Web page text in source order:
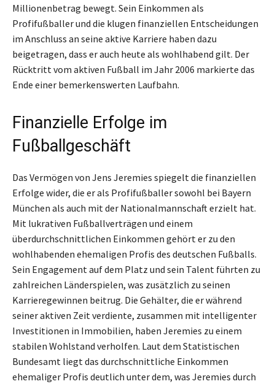
Millionenbetrag bewegt. Sein Einkommen als
Profifußballer und die klugen finanziellen Entscheidungen
im Anschluss an seine aktive Karriere haben dazu
beigetragen, dass er auch heute als wohlhabend gilt. Der
Rücktritt vom aktiven Fußball im Jahr 2006 markierte das
Ende einer bemerkenswerten Laufbahn.
Finanzielle Erfolge im
Fußballgeschäft
Das Vermögen von Jens Jeremies spiegelt die finanziellen
Erfolge wider, die er als Profifußballer sowohl bei Bayern
München als auch mit der Nationalmannschaft erzielt hat.
Mit lukrativen Fußballverträgen und einem
überdurchschnittlichen Einkommen gehört er zu den
wohlhabenden ehemaligen Profis des deutschen Fußballs.
Sein Engagement auf dem Platz und sein Talent führten zu
zahlreichen Länderspielen, was zusätzlich zu seinen
Karrieregewinnen beitrug. Die Gehälter, die er während
seiner aktiven Zeit verdiente, zusammen mit intelligenter
Investitionen in Immobilien, haben Jeremies zu einem
stabilen Wohlstand verholfen. Laut dem Statistischen
Bundesamt liegt das durchschnittliche Einkommen
ehemaliger Profis deutlich unter dem, was Jeremies durch